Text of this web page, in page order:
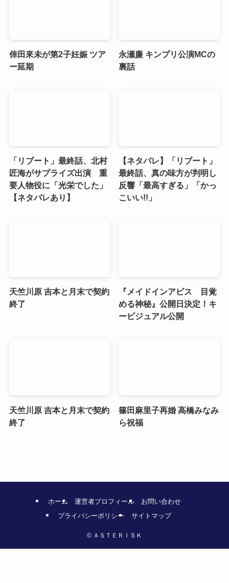
倖田來未が第2子妊娠 ツア
ー延期
永瀬廉 キンプリ公演MCの
裏話
「リブート」最終話、北村
匠海がサプライズ出演 重
要人物役に「光栄でした」
【ネタバレあり】
【ネタバレ】「リブート」
最終話、真の味方が判明し
反響「最高すぎる」「かっ
こいい!!」
天竺川原 吉本と月末で契約
終了
『メイドインアビス 目覚
める神秘』公開日決定！キ
ービジュアル公開
天竺川原 吉本と月末で契約
終了
篠田麻里子再婚 高橋みなみ
ら祝福
ホーム 運営者プロフィール
お問い合わせ
プライバシーポリシー
サイトマップ
© ＡＳＴＥＲＩＳＫ